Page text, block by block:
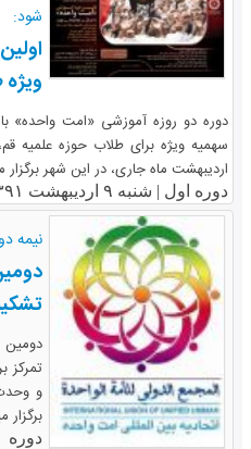
شود:
دوره دو روزه آموزشی «امت واحده»
اردیبهشت ماه جاری، در این شهر
دوره اول | شنبه ۹ اردیبهشت ۱۳۹۱
نیمه
دومین
تمرکز
و
برگزار